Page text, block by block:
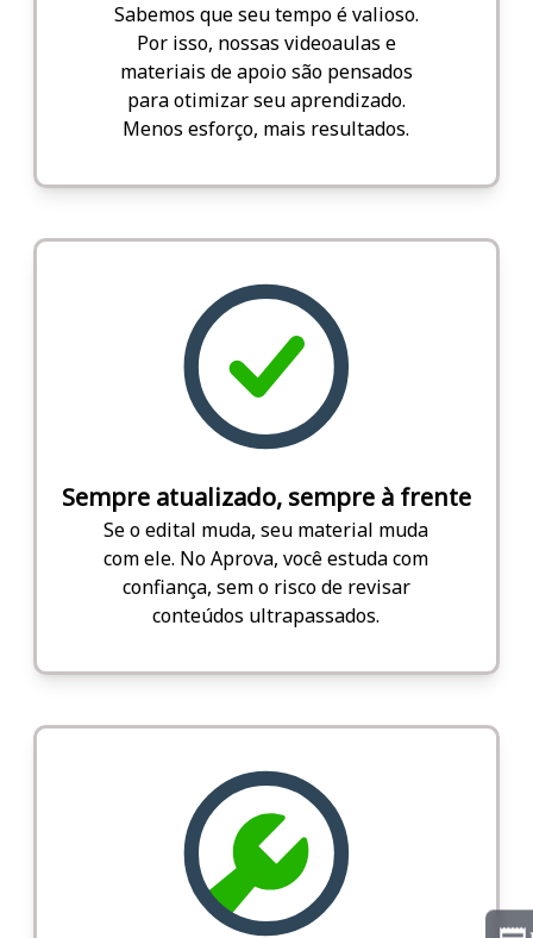
Sabemos que seu tempo é valioso.
Por isso, nossas videoaulas e
materiais de apoio são pensados
para otimizar seu aprendizado.
Menos esforço, mais resultados.
Sempre atualizado, sempre à frente
Se o edital muda, seu material muda
com ele. No Aprova, você estuda com
confiança, sem o risco de revisar
conteúdos ultrapassados.